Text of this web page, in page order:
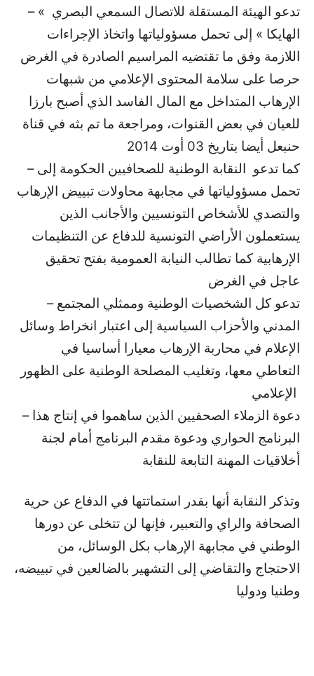
– تدعو الهيئة المستقلة للاتصال السمعي البصري »
الهايكا » إلى تحمل مسؤولياتها واتخاذ الإجراءات
اللازمة وفق ما تقتضيه المراسيم الصادرة في الغرض
حرصا على سلامة المحتوى الإعلامي من شبهات
الإرهاب المتداخل مع المال الفاسد الذي أصبح بارزا
للعيان في بعض القنوات، ومراجعة ما تم بثه في قناة
حنبعل أيضا بتاريخ 03 أوت 2014
– كما تدعو النقابة الوطنية للصحافيين الحكومة إلى
تحمل مسؤولياتها في مجابهة محاولات تبييض الإرهاب
والتصدي للأشخاص التونسيين والأجانب الذين
يستعملون الأراضي التونسية للدفاع عن التنظيمات
الإرهابية كما تطالب النيابة العمومية بفتح تحقيق
عاجل في الغرض
– تدعو كل الشخصيات الوطنية وممثلي المجتمع
المدني والأحزاب السياسية إلى اعتبار انخراط وسائل
الإعلام في محاربة الإرهاب معيارا أساسيا في
التعاطي معها، وتغليب المصلحة الوطنية على الظهور
– دعوة الزملاء الصحفيين الذين ساهموا في إنتاج هذا
البرنامج الحواري ودعوة مقدم البرنامج أمام لجنة
أخلاقيات المهنة التابعة للنقابة
وتذكر النقابة أنها بقدر استماتتها في الدفاع عن حرية
الصحافة والراي والتعبير، فإنها لن تتخلى عن دورها
الوطني في مجابهة الإرهاب بكل الوسائل، من
الاحتجاج والتقاضي إلى التشهير بالضالعين في تبييضه،
وطنيا ودوليا